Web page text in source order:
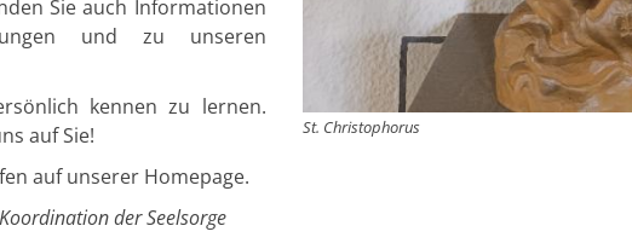
St. Christophorus
Sie auch Informationen
und zu unseren
kennen zu lernen.
auf Sie!
auf unserer Homepage.
der Seelsorge